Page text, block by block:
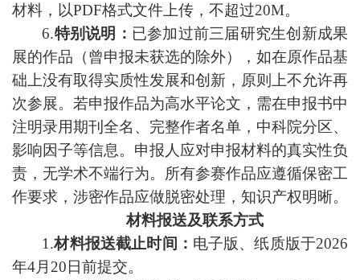
材料，以PDF格式文件上传，不超过20M。
6.特别说明： 已参加过前三届研究生创新成果
展的作品（曾申报未获选的除外），如在原作品基
础上没有取得实质性发展和创新，原则上不允许再
次参展。若申报作品为高水平论文，需在申报书中
注明录用期刊全名、完整作者名单，中科院分区、
影响因子等信息。申报人应对申报材料的真实性负
责，无学术不端行为。所有参赛作品应遵循保密工
作要求，涉密作品应做脱密处理，知识产权明晰。
材料报送及联系方式
1.材料报送截止时间： 电子版、纸质版于2026
年4月 20 日前提交。